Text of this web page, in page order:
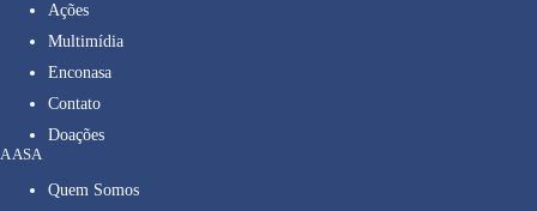
Ações
Multimídia
Enconasa
Contato
Doações
A ASA
Quem Somos